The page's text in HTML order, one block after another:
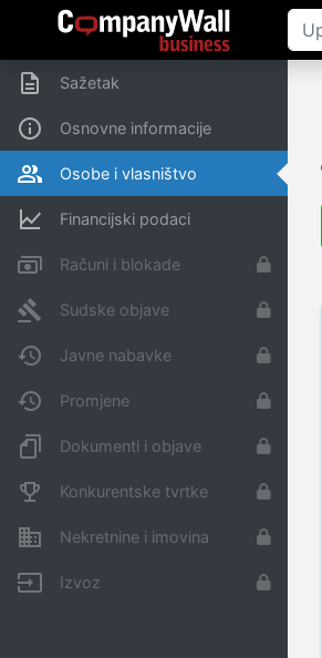
Sažetak
Osnovne informacije
Osobe i vlasništvo
Financijski podaci
Računi i blokade
Sudske objave
Javne nabavke
Promjene
Dokumenti i objave
Konkurentske tvrtke
Nekretnine i imovina
Izvoz